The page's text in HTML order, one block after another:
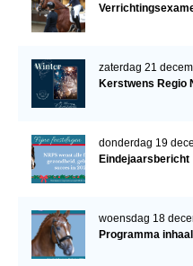
zaterdag 21
Kerstwens Regio
donderdag 19
Eindejaarsbericht
woensdag 18
Programma